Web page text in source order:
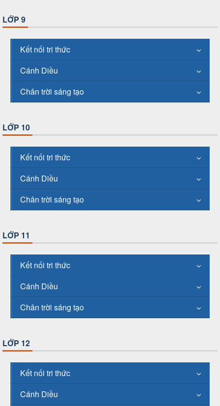
LỚP 9
Kết nối tri thức
Cánh Diều
Chân trời sáng tạo
LỚP 10
Kết nối tri thức
Cánh Diều
Chân trời sáng tạo
LỚP 11
Kết nối tri thức
Cánh Diều
Chân trời sáng tạo
LỚP 12
Kết nối tri thức
Cánh Diều